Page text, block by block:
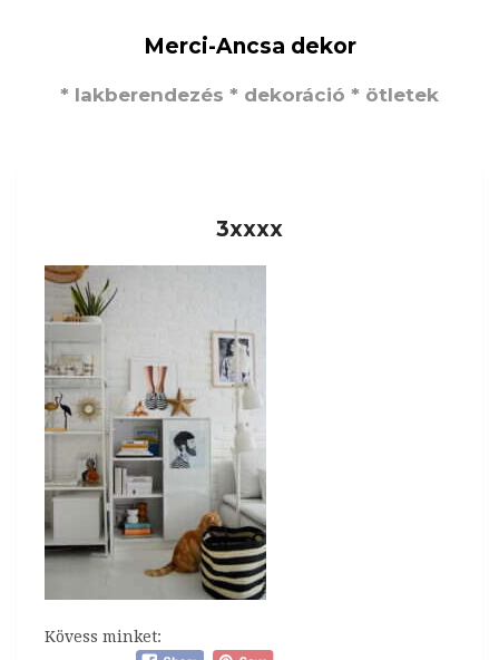
Merci-Ancsa dekor
* lakberendezés * dekoráció * ötletek
3xxxx
Kövess minket: